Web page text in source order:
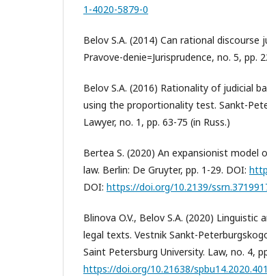
1-4020-5879-0
Belov S.A. (2014) Can rational discourse
Pravove-denie=Jurisprudence, no. 5, pp.
Belov S.A. (2016) Rationality of judicial
using the proportionality test. Sankt-
Lawyer, no. 1, pp. 63-75 (in Russ.)
Bertea S. (2020) An expansionist model
law. Berlin: De Gruyter, pp. 1-29. DOI:
DOI: https://doi.org/10.2139/
Blinova O.V., Belov S.A. (2020) Linguistic
legal texts. Vestnik Sankt-
Saint Petersburg University. Law, no. 4,
https://doi.org/10.21638/spbu14.2020.401